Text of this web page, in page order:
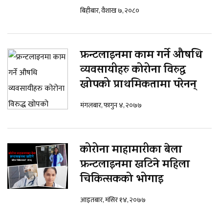
बिहीबार, वैशाख ७, २०८०
फ्रन्टलाइनमा काम गर्ने औषधि
व्यवसायीहरु कोरोना विरुद्ध
खोपको प्राथमिकतामा परेनन्
मंगलबार, फागुन ४, २०७७
कोरोना माहामारीका बेला
फ्रन्टलाइनमा खटिने महिला
चिकित्सकको भोगाइ
आइतबार, मंसिर १४, २०७७